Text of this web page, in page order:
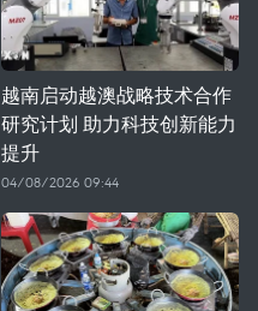
越南启动越澳战略技术合作
研究计划 助力科技创新能力
提升
04/08/2026 09:44